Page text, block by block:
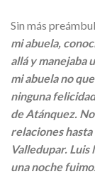
Sin más
mi abuela,
allá y manejaba
mi abuela no
ninguna
de Atánquez.
relaciones
Valledupar.
una noche